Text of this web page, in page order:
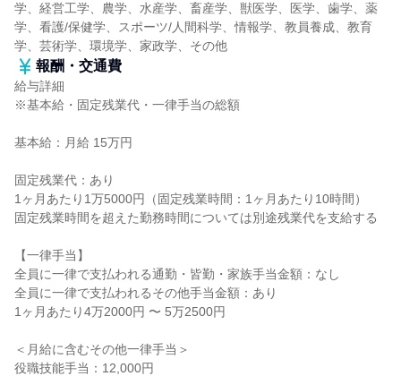
学、経営工学、農学、水産学、畜産学、獣医学、医学、歯学、薬
学、看護/保健学、スポーツ/人間科学、情報学、教員養成、教育
学、芸術学、環境学、家政学、その他
報酬・交通費
給与詳細
※基本給・固定残業代・一律手当の総額
基本給：月給 15万円
固定残業代：あり
1ヶ月あたり1万5000円（固定残業時間：1ヶ月あたり10時間）
固定残業時間を超えた勤務時間については別途残業代を支給する
【一律手当】
全員に一律で支払われる通勤・皆勤・家族手当金額：なし
全員に一律で支払われるその他手当金額：あり
1ヶ月あたり4万2000円 〜 5万2500円
＜月給に含むその他一律手当＞
役職技能手当：12,000円